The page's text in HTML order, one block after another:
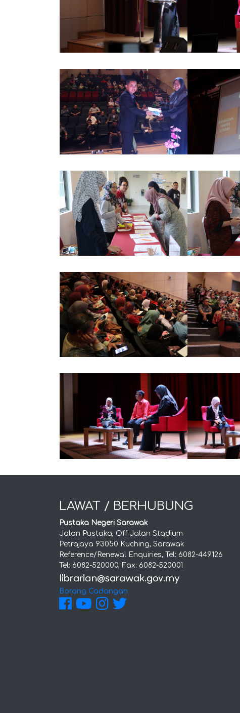
LAWAT / BERHUBUNG
Pustaka Negeri Sarawak
Jalan Pustaka, Off Jalan Stadium
Petrajaya 93050 Kuching, Sarawak
Reference/Renewal Enquiries, Tel: 6082-449126
Tel: 6082-520000, Fax: 6082-520001
Borang Cadangan